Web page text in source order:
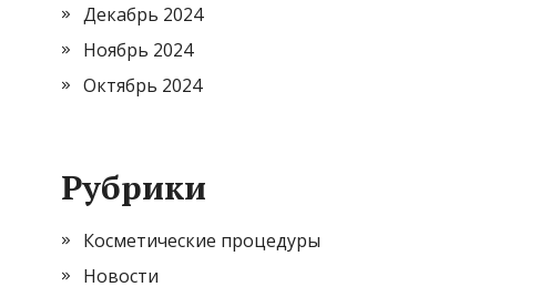
Декабрь 2024
Ноябрь 2024
Октябрь 2024
Рубрики
Косметические процедуры
Новости